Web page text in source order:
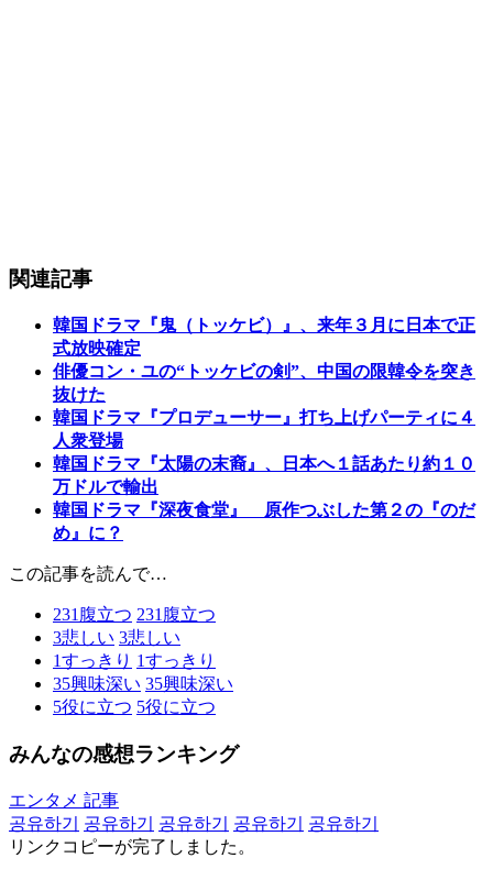
関連記事
韓国ドラマ『鬼（トッケビ）』、来年３月に日本で正
式放映確定
俳優コン・ユの“トッケビの剣”、中国の限韓令を突き
抜けた
韓国ドラマ『プロデューサー』打ち上げパーティに４
人衆登場
韓国ドラマ『太陽の末裔』、日本へ１話あたり約１０
万ドルで輸出
韓国ドラマ『深夜食堂』 原作つぶした第２の『のだ
め』に？
この記事を読んで…
231 腹立つ 231 腹立つ
3悲しい 3悲しい
1すっきり 1すっきり
35興味深い 35興味深い
5役に立つ 5役に立つ
みんなの感想ランキング
エンタメ 記事
공유하기
공유하기 공유하기 공유하기
공유하기
リンクコピーが完了しました。